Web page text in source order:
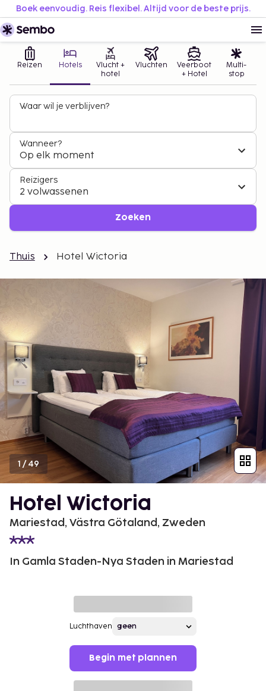
Boek eenvoudig. Reis flexibel. Altijd voor de beste prijs.
Reizen Hotels
Vlucht +
hotel
Vluchten
Veerboot
+ Hotel
Multi-
stop
Waar wil je verblijven?
Wanneer?
Op elk moment
Reizigers
2 volwassenen
Zoeken
Thuis Hotel Wictoria
1 /49
Hotel Wictoria
Mariestad, Västra Götaland, Zweden
In Gamla Staden-Nya Staden in Mariestad
Luchthaven
Begin met plannen